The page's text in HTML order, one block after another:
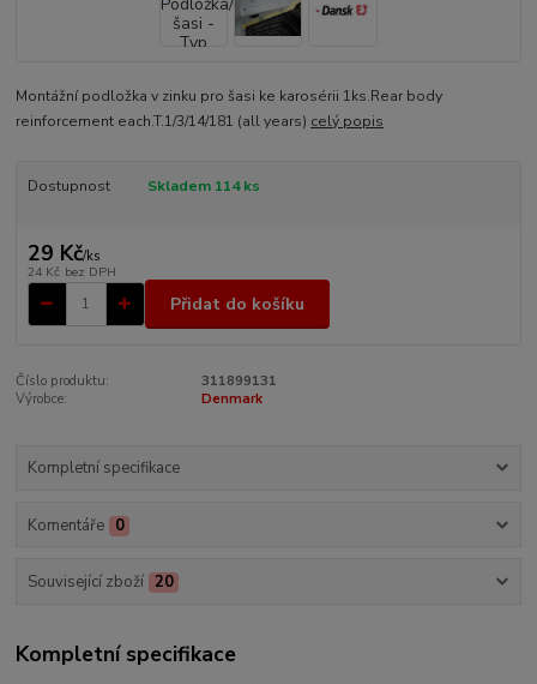
Montážní podložka v zinku pro šasi ke karosérii 1ks.Rear body
reinforcement each.T.1/3/14/181 (all years) celý popis
Dostupnost Skladem 114 ks
29 Kč/ks
24 Kč bez DPH
Přidat do košíku
Číslo produktu:
311899131
Výrobce:
Denmark
Kompletní specifikace
Komentáře 0
Související zboží 20
Kompletní specifikace